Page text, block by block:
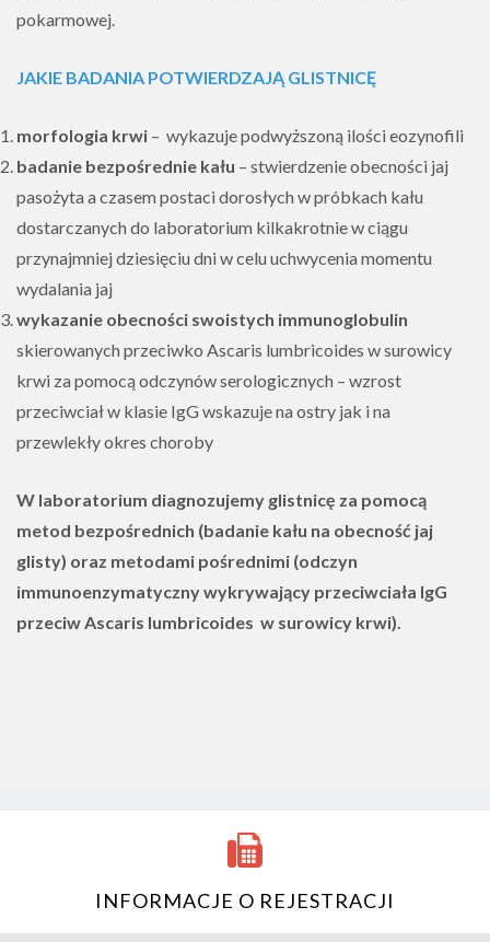
pokarmowej.
JAKIE BADANIA POTWIERDZAJĄ GLISTNICĘ
morfologia krwi – wykazuje podwyższoną ilości eozynofili
badanie bezpośrednie kału – stwierdzenie obecności jaj
pasożyta a czasem postaci dorosłych w próbkach kału
dostarczanych do laboratorium kilkakrotnie w ciągu
przynajmniej dziesięciu dni w celu uchwycenia momentu
wydalania jaj
wykazanie obecności swoistych immunoglobulin
skierowanych przeciwko Ascaris lumbricoides w surowicy
krwi za pomocą odczynów serologicznych – wzrost
przeciwciał w klasie IgG wskazuje na ostry jak i na
przewlekły okres choroby
W laboratorium diagnozujemy glistnicę za pomocą
metod bezpośrednich (badanie kału na obecność jaj
glisty) oraz metodami pośrednimi (odczyn
immunoenzymatyczny wykrywający przeciwciała IgG
przeciw Ascaris lumbricoides w surowicy krwi).
INFORMACJE O REJESTRACJI